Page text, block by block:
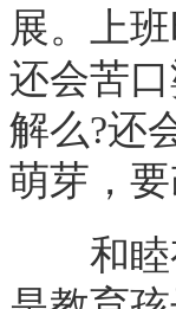
展。上
还会苦
解么?还
萌芽，
和睦有